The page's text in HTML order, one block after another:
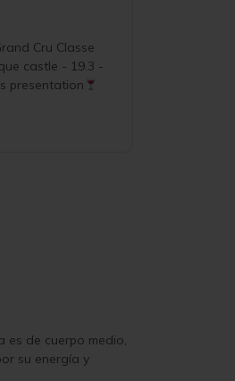
Cru Classe
castle - 19.3 -
presentation
de cuerpo medio,
su energía y